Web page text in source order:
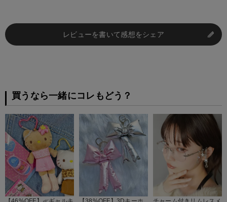
レビューを書いて感想をシェア
買うなら一緒にコレもどう？